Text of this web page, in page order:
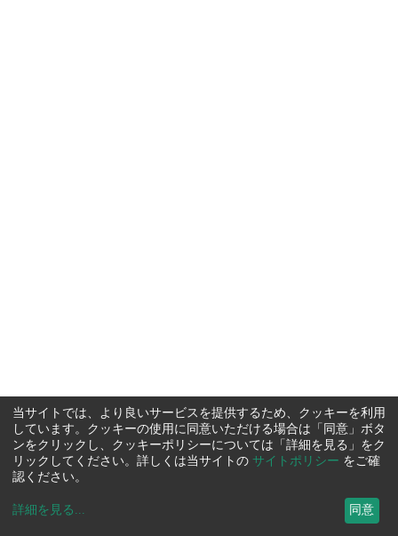
当サイトでは、より良いサービスを提供するため、クッキーを利用
しています。クッキーの使用に同意いただける場合は「同意」ボタ
ンをクリックし、クッキーポリシーについては「詳細を見る」をク
リックしてください。詳しくは当サイトの サイトポリシー をご確
認ください。
詳細を見る ... 同意